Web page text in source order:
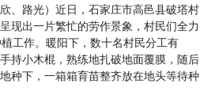
、路光）近日，石家庄市高邑县破塔村
现出一片繁忙的劳作景象，村民们全力
工作。暖阳下，数十名村民分工有
持小木棍，熟练地扎破地面覆膜，随后
种下，一箱箱育苗整齐放在地头等待种